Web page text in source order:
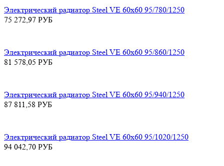
Электрический радиатор Steel VE 60х60 95/780/1250
75 272,97 РУБ
Электрический радиатор Steel VE 60х60 95/860/1250
81 578,05 РУБ
Электрический радиатор Steel VE 60х60 95/940/1250
87 811,58 РУБ
Электрический радиатор Steel VE 60х60 95/1020/1250
94 042,70 РУБ